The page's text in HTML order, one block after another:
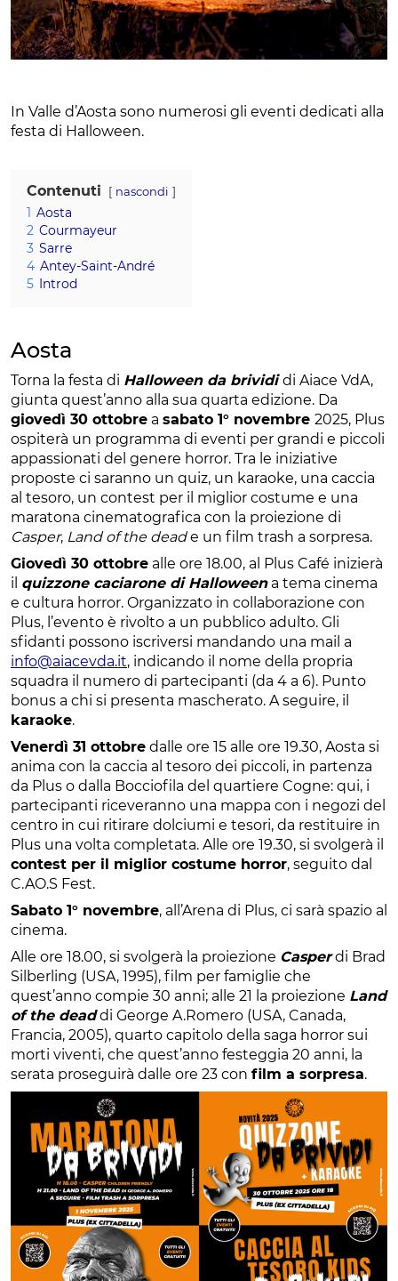
In Valle d’Aosta sono numerosi gli eventi dedicati alla
festa di Halloween.
Contenuti nascondi
1 Aosta
2 Courmayeur
3 Sarre
4 Antey-Saint-André
5
Introd
Aosta
Torna la festa di Halloween da brividi di Aiace VdA,
giunta quest’anno alla sua quarta edizione. Da
giovedì 30 ottobre a sabato 1° novembre 2025, Plus
ospiterà un programma di eventi per grandi e piccoli
appassionati del genere horror. Tra le iniziative
proposte ci saranno un quiz, un karaoke, una caccia
al tesoro, un contest per il miglior costume e una
maratona cinematografica con la proiezione di
Casper, Land of the deade un film trash a sorpresa.
Giovedì 30 ottobre alle ore 18.00, al Plus Café inizierà
il quizzone caciarone di Halloweena tema cinema
e cultura horror. Organizzato in collaborazione con
Plus, l’evento è rivolto a un pubblico adulto. Gli
sfidanti possono iscriversi mandando una mail a
info@aiacevda.it, indicando il nome della propria
squadra il numero di partecipanti (da 4 a 6). Punto
bonus a chi si presenta mascherato. A seguire, il
karaoke.
Venerdì 31 ottobre dalle ore 15 alle ore 19.30, Aosta si
anima con la caccia al tesoro dei piccoli, in partenza
da Plus o dalla Bocciofila del quartiere Cogne: qui, i
partecipanti riceveranno una mappa con i negozi del
centro in cui ritirare dolciumi e tesori, da restituire in
Plus una volta completata. Alle ore 19.30, si svolgerà il
contest per il miglior costume horror, seguito dal
C.AO.S Fest.
Sabato 1° novembre, all’Arena di Plus, ci sarà spazio al
cinema.
Alle ore 18.00, si svolgerà la proiezione Casperdi Brad
Silberling (USA, 1995), film per famiglie che
quest’anno compie 30 anni; alle 21 la proiezione Land
of the deaddi George A.Romero (USA, Canada,
Francia, 2005), quarto capitolo della saga horror sui
morti viventi, che quest’anno festeggia 20 anni, la
serata proseguirà dalle ore 23 con film a sorpresa.